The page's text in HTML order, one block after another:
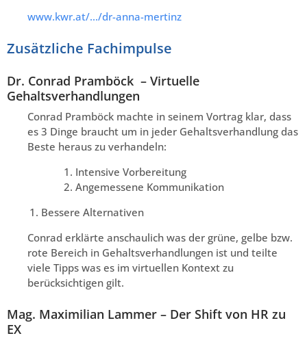
www.kwr.at/…/dr-anna-mertinz
Zusätzliche Fachimpulse
Dr. Conrad Pramböck – Virtuelle
Gehaltsverhandlungen
Conrad Pramböck machte in seinem Vortrag klar, dass
es 3 Dinge braucht um in jeder Gehaltsverhandlung das
Beste heraus zu verhandeln:
Intensive Vorbereitung
Angemessene Kommunikation
Bessere Alternativen
Conrad erklärte anschaulich was der grüne, gelbe bzw.
rote Bereich in Gehaltsverhandlungen ist und teilte
viele Tipps was es im virtuellen Kontext zu
berücksichtigen gilt.
Mag. Maximilian Lammer – Der Shift von HR zu
EX